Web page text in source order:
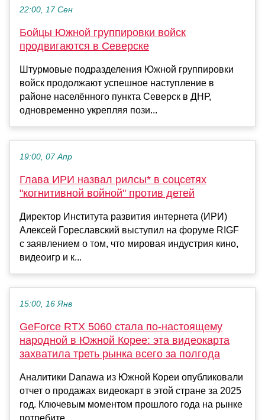
22:00, 17 Сен
Бойцы Южной группировки войск
продвигаются в Северске
Штурмовые подразделения Южной группировки
войск продолжают успешное наступление в
районе населённого пункта Северск в ДНР,
одновременно укрепляя пози...
19:00, 07 Апр
Глава ИРИ назвал рилсы* в соцсетях
"когнитивной войной" против детей
Директор Института развития интернета (ИРИ)
Алексей Гореславский выступил на форуме RIGF
с заявлением о том, что мировая индустрия кино,
видеоигр и к...
15:00, 16 Янв
GeForce RTX 5060 стала по-настоящему
народной в Южной Корее: эта видеокарта
захватила треть рынка всего за полгода
Аналитики Danawa из Южной Кореи опубликовали
отчет о продажах видеокарт в этой стране за 2025
год. Ключевым моментом прошлого года на рынке
потребите...